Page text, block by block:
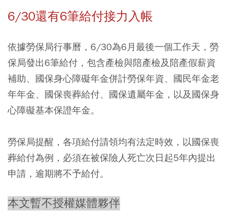
6/30還有6筆給付接力入帳
依據勞保局行事曆，6/30為6月最後一個工作天，勞
保局發出6筆給付，包含產檢與陪產檢及陪產假薪資
補助、國保身心障礙年金併計勞保年資、國民年金老
年年金、國保喪葬給付、國保遺屬年金，以及國保身
心障礙基本保證年金。
勞保局提醒，各項給付請領均有法定時效，以國保喪
葬給付為例，必須在被保險人死亡次日起5年內提出
申請，逾期將不予給付。
本文暫不授權媒體夥伴